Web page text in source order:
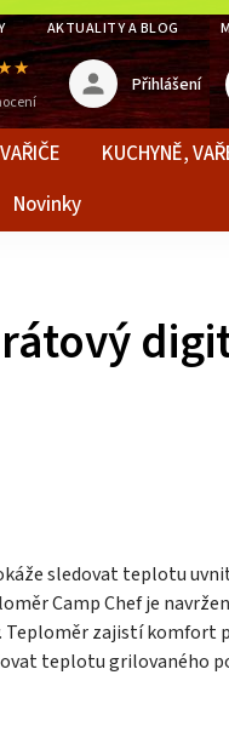
AKTUALITY A BLOG
Přihlášení
VAŘIČE
KUCHYNĚ,
Novinky
sledovat teplotu
Camp Chef je
Teploměr zajistí komfort
teplotu grilovaného